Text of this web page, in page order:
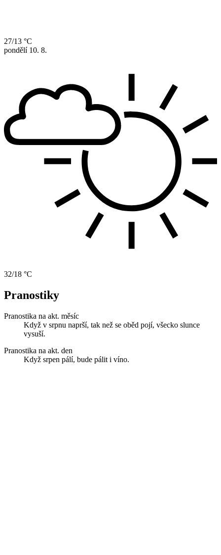
27/13 °C
pondělí 10. 8.
32/18 °C
Pranostiky
Pranostika na akt. měsíc
Když v srpnu naprší, tak než se oběd pojí, všecko slunce
vysuší.
Pranostika na akt. den
Když srpen pálí, bude pálit i víno.